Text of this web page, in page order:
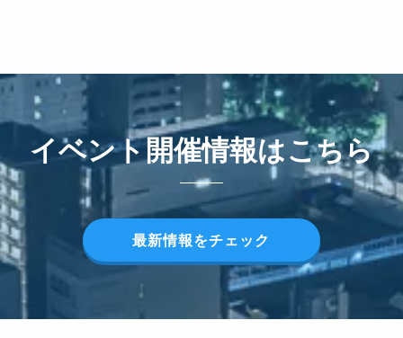
イベント開催情報はこちら
最新情報をチェック